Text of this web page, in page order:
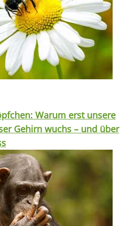
Warum erst unsere
Gehirn wuchs – und über